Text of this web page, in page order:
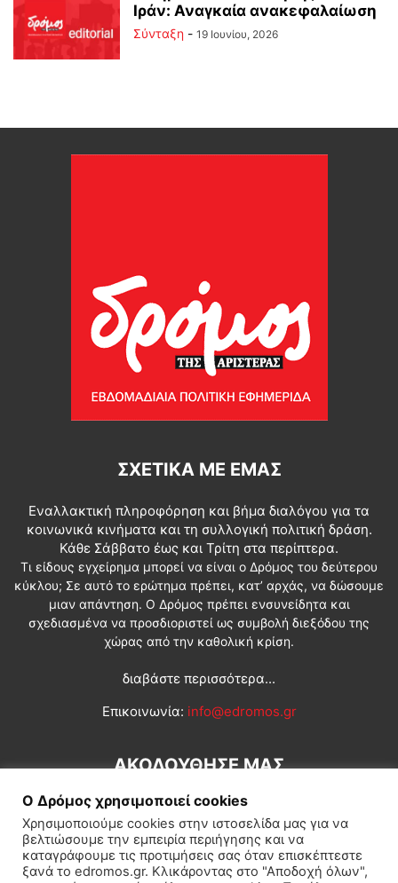
Ιράν: Αναγκαία ανακεφαλαίωση
Σύνταξη - 19 Ιουνίου, 2026
ΣΧΕΤΙΚΆ ΜΕ ΕΜΆΣ
Εναλλακτική πληροφόρηση και βήμα διαλόγου για τα
κοινωνικά κινήματα και τη συλλογική πολιτική δράση.
Κάθε Σάββατο έως και Τρίτη στα περίπτερα.
Τι είδους εγχείρημα μπορεί να είναι ο Δρόμος του δεύτερου
κύκλου; Σε αυτό το ερώτημα πρέπει, κατ’ αρχάς, να δώσουμε
μιαν απάντηση. Ο Δρόμος πρέπει ενσυνείδητα και
σχεδιασμένα να προσδιοριστεί ως συμβολή διεξόδου της
χώρας από την καθολική κρίση.
διαβάστε περισσότερα...
Επικοινωνία: info@edromos.gr
ΑΚΟΛΟΥΘΗΣΕ ΜΑΣ
Ο Δρόμος χρησιμοποιεί cookies
Χρησιμοποιούμε cookies στην ιστοσελίδα μας για να
βελτιώσουμε την εμπειρία περιήγησης και να
καταγράφουμε τις προτιμήσεις σας όταν επισκέπτεστε
ξανά το edromos.gr. Κλικάροντας στο "Αποδοχή όλων",